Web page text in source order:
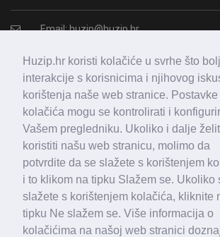
Huzip.hr koristi kolačiće u svrhe što
interakcije s korisnicima i njihovog
korištenja naše web stranice. Postavke
kolačića mogu se kontrolirati i
Vašem pregledniku. Ukoliko i dalje
koristiti našu web stranicu, molimo da
potvrdite da se slažete s korištenjem
i to klikom na tipku Slažem se. Ukoliko
slažete s korištenjem kolačića, kliknite
tipku Ne slažem se. Više informacija o
kolačićima na našoj web stranici
Email:huzip@huzip.hr
OIB: 43987938364